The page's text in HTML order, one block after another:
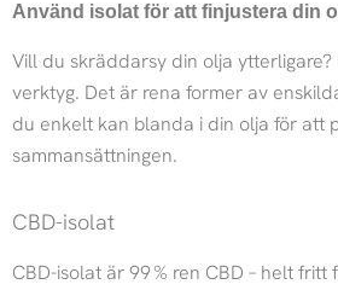
Använd isolat för att finjustera din
Vill du skräddarsy din olja
verktyg. Det är rena former av
du enkelt kan blanda i din olja för att
sammansättningen.
CBD-isolat
CBD-isolat är 99 % ren CBD – helt